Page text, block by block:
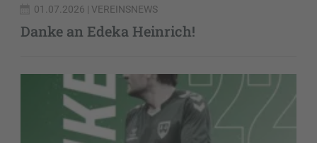
01.07.2026 | VEREINSNEWS
Danke an Edeka Heinrich!